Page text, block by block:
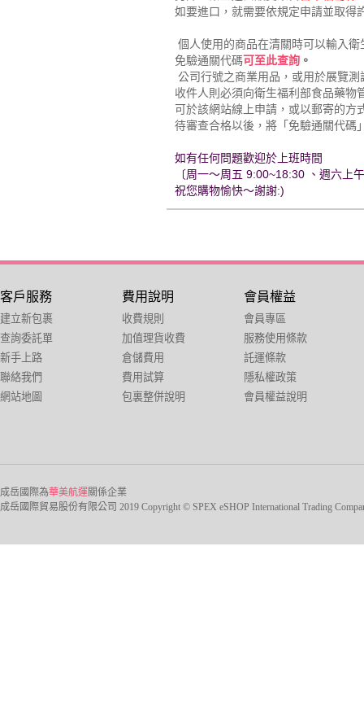
如要進口，就需要依規定申請並取得
個人使用的商品在清關時可以輸入
免驗通關代碼可至此查詢 。
公司行號之商業用品，或用於展覽測
收件人則必須向衛生福利部食品藥物
可於該網站線上申請， 或以郵寄的方
待審查合格以後，將「免驗通關代碼
如有任何問題歡迎於上班時間
〔周一～周五 9:00~18:30 、週六上
祝您購物愉快～謝謝:)
客戶服務
建立新包裹
查詢委託單
新手上路
聯絡我們
網站地圖
費用說明
收費規則
加值理貨收費
倉儲費用
費用試算
包裏整併說明
會員權益
會員專區
服務使用條款
託運條款
隱私權政策
會員權益說明
成岳國際為華美航運關係企業
成岳國際貿易股份有限公司 2019 Copyright © SPEX eSHOP International Trading